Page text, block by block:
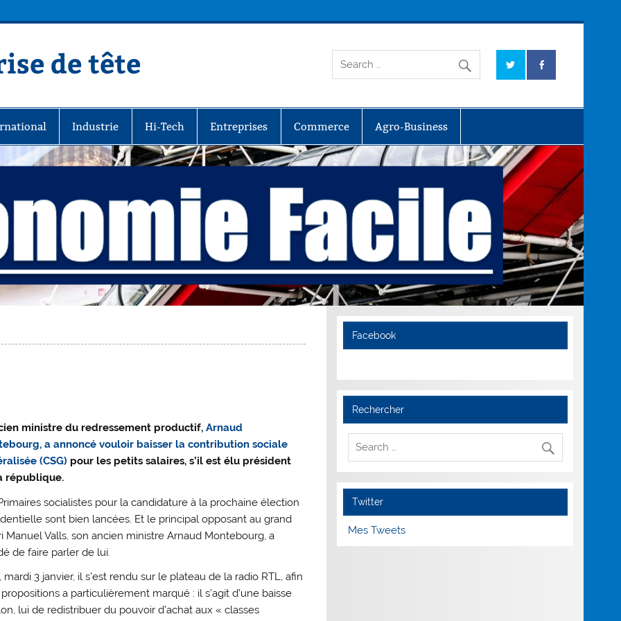
de tête
Industrie Hi-Tech Entreprises Commerce Agro-Business
ministre du redressement productif, Arnaud
a annoncé vouloir baisser la contribution sociale
(CSG) pour les petits salaires, s’il est élu président
république.
socialistes pour la candidature à la prochaine élection
sont bien lancées. Et le principal opposant au grand
Manuel Valls, son ancien ministre Arnaud Montebourg, a
de faire parler de lui.
mardi 3 janvier, il s’est rendu sur le plateau de la radio RTL, afin
a particulièrement marqué : il s’agit d’une baisse
lui de redistribuer du pouvoir d’achat aux « classes
Facebook
Rechercher
Twitter
Mes Tweets